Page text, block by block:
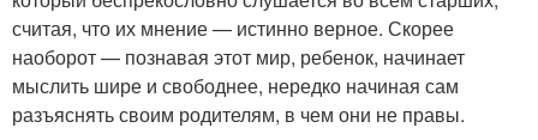
считая, что их мнение — истинно верное. Скорее
наоборот — познавая этот мир, ребенок, начинает
мыслить шире и свободнее, нередко начиная сам
разъяснять своим родителям, в чем они не правы.